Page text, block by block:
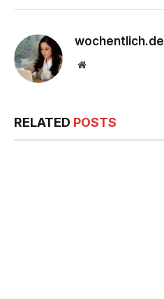
wochentlich.de
Website
RELATED POSTS